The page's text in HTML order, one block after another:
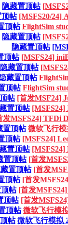
隐藏置顶帖
顶帖 [MSFS20/24]
顶帖 FlightSim
隐藏置顶帖
隐藏置顶帖
顶帖 [MSFS24]
隐藏置顶帖
隐藏置顶帖
顶帖 FlightSim
帖 [首发MSF24]
置顶帖 [MSFS24]
发MSFS24] TFDi
置顶帖 微软飞行模
顶帖 [MSFS24]
置顶帖 [MSFS24]
置顶帖 [首发
置顶帖 [首发
顶帖 [首发
帖 [首发
顶帖 [首发
顶帖 微软飞行模
帖 微软飞行模拟